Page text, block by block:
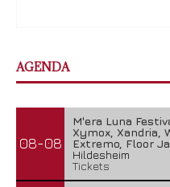
AGENDA
08-08
M'era Luna
Xymox, Xandria,
Extremo, Floor
Hildesheim
Tickets